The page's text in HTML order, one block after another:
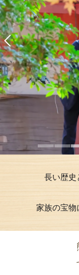
長い歴史
家族の宝物